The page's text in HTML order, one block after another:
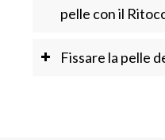
pelle con il
Fissare la pelle